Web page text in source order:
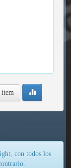
con todos los